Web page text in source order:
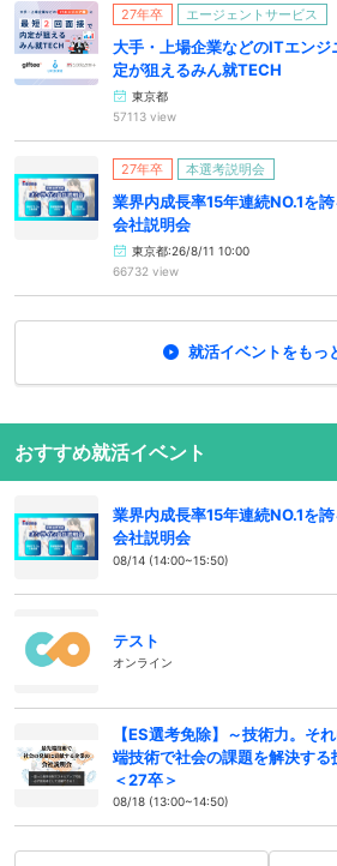
27年卒 エージェントサービス
大手・上場企業などのITエン
定が狙えるみん就TECH
東京都
57113 view
27年卒 本選考説明会
業界内成長率15年連続NO.1を
会社説明会
東京都:26/8/11 10:00
66732 view
就活イベントをもっ
おすすめ就活イベント
業界内成長率15年連続NO.1を
会社説明会
08/14 (14:00~15:50)
テスト
オンライン
【ES選考免除】～技術力。そ
端技術で社会の課題を解決す
＜27卒＞
08/18 (13:00~14:50)